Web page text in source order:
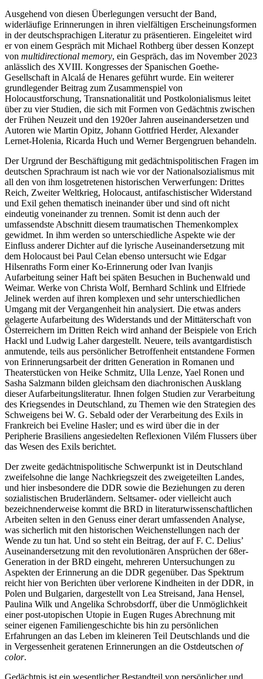
Ausgehend von diesen Überlegungen versucht der Band,
widerläufige Erinnerungen in ihren vielfältigen Erscheinungsformen
in der deutschsprachigen Literatur zu präsentieren. Eingeleitet wird
er von einem Gespräch mit Michael Rothberg über dessen Konzept
von multidirectional memory, ein Gespräch, das im November 2023
anlässlich des XVIII. Kongresses der Spanischen Goethe-
Gesellschaft in Alcalá de Henares geführt wurde. Ein weiterer
grundlegender Beitrag zum Zusammenspiel von
Holocaustforschung, Transnationalität und Postkolonialismus leitet
über zu vier Studien, die sich mit Formen von Gedächtnis zwischen
der Frühen Neuzeit und den 1920er Jahren auseinandersetzen und
Autoren wie Martin Opitz, Johann Gottfried Herder, Alexander
Lernet-Holenia, Ricarda Huch und Werner Bergengruen behandeln.
Der Urgrund der Beschäftigung mit gedächtnispolitischen Fragen im
deutschen Sprachraum ist nach wie vor der Nationalsozialismus mit
all den von ihm losgetretenen historischen Verwerfungen: Drittes
Reich, ZweiterWeltkrieg, Holocaust, antifaschistischer Widerstand
und Exil gehen thematisch ineinander über und sind oft nicht
eindeutig voneinander zu trennen. Somit ist denn auch der
umfassendste Abschnitt diesem traumatischen Themenkomplex
gewidmet. In ihm werden so unterschiedliche Aspekte wie der
Einfluss anderer Dichter auf die lyrische Auseinandersetzung mit
dem Holocaust bei Paul Celan ebenso untersucht wie Edgar
Hilsenraths Form einer Ko-Erinnerung oder Ivan Ivanjis
Aufarbeitung seiner Haft bei späten Besuchen in Buchenwald und
Weimar. Werke von Christa Wolf, Bernhard Schlink und Elfriede
Jelinek werden auf ihren komplexen und sehr unterschiedlichen
Umgang mit der Vergangenheit hin analysiert. Die etwas anders
gelagerte Aufarbeitung des Widerstands und der Mittäterschaft von
Österreichern im Dritten Reich wird anhand der Beispiele von Erich
Hackl und Ludwig Laher dargestellt. Neuere, teils avantgardistisch
anmutende, teils aus persönlicher Betroffenheit entstandene Formen
von Erinnerungsarbeit der dritten Generation in Romanen und
Theaterstücken von Heike Schmitz, Ulla Lenze, Yael Ronen und
Sasha Salzmann bilden gleichsam den diachronischen Ausklang
dieser Aufarbeitungsliteratur. Ihnen folgen Studien zur Verarbeitung
des Kriegsendes in Deutschland, zu Themen wie den Strategien des
Schweigens bei W. G. Sebald oder der Verarbeitung des Exils in
Frankreich bei Eveline Hasler; und es wird über die in der
Peripherie Brasiliens angesiedelten Reflexionen Vilém Flussers über
das Wesen des Exils berichtet.
Der zweite gedächtnispolitische Schwerpunkt ist in Deutschland
zweifelsohne die lange Nachkriegszeit des zweigeteilten Landes,
und hier insbesondere die DDR sowie die Beziehungen zu deren
sozialistischen Bruderländern. Seltsamer- oder vielleicht auch
bezeichnenderweise kommt die BRD in literaturwissenschaftlichen
Arbeiten selten in den Genuss einer derart umfassenden Analyse,
was sicherlich mit den historischen Weichenstellungen nach der
Wende zu tun hat. Und so steht ein Beitrag, der auf F. C. Delius’
Auseinandersetzung mit den revolutionären Ansprüchen der 68er-
Generation in der BRD eingeht, mehreren Untersuchungen zu
Aspekten der Erinnerung an die DDR gegenüber. Das Spektrum
reicht hier von Berichten über verlorene Kindheiten in der DDR, in
Polen und Bulgarien, dargestellt von Lea Streisand, Jana Hensel,
Paulina Wilk und Angelika Schrobsdorff, über die Unmöglichkeit
einer post-utopischen Utopie in Eugen Ruges Abrechnung mit
seiner eigenen Familiengeschichte bis hin zu persönlichen
Erfahrungen an das Leben im kleineren Teil Deutschlands und die
in Vergessenheit geratenen Erinnerungen an die Ostdeutschen of
color.
Gedächtnis ist ein wesentlicher Bestandteil von persönlicher und